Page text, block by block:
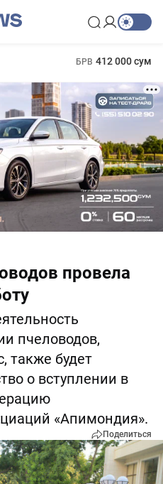
БРВ 412 000 сум
провела
пчеловодов,
также будет
о вступлении в
«Апимондия».
Поделиться